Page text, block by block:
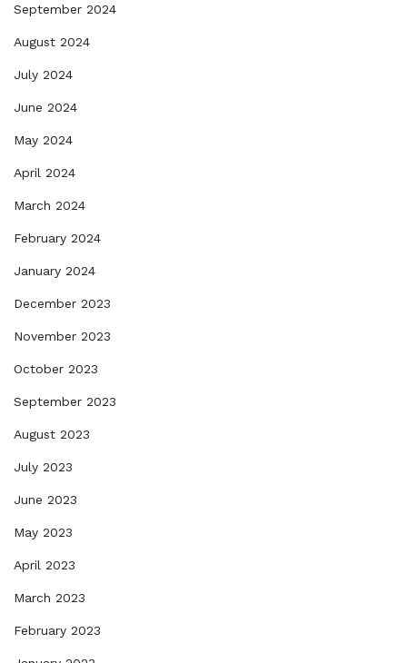
September 2024
August 2024
July 2024
June 2024
May 2024
April 2024
March 2024
February 2024
January 2024
December 2023
November 2023
October 2023
September 2023
August 2023
July 2023
June 2023
May 2023
April 2023
March 2023
February 2023